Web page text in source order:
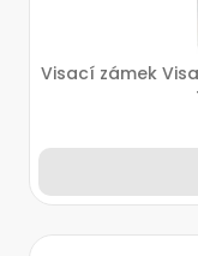
Visací zámek